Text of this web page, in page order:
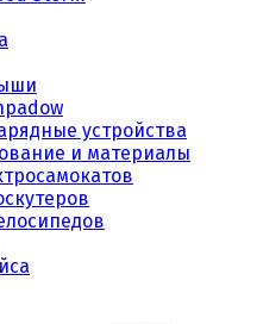
устройства
и материалы